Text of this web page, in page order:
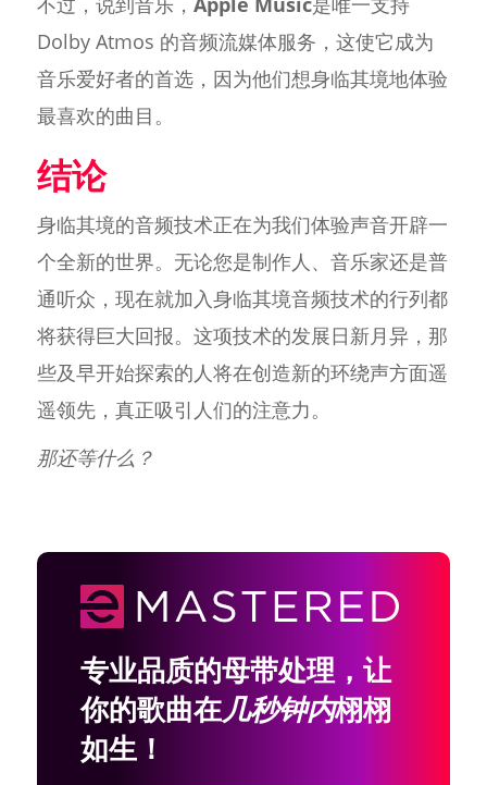
Dolby Atmos 的音频流媒体服务，这使它成为
音乐爱好者的首选，因为他们想身临其境地体验
最喜欢的曲目。
结论
身临其境的音频技术正在为我们体验声音开辟一
个全新的世界。无论您是制作人、音乐家还是普
通听众，现在就加入身临其境音频技术的行列都
将获得巨大回报。这项技术的发展日新月异，那
些及早开始探索的人将在创造新的环绕声方面遥
遥领先，真正吸引人们的注意力。
那还等什么？
专业品质的母带处理，让
你的歌曲在几秒钟内栩栩
如生！